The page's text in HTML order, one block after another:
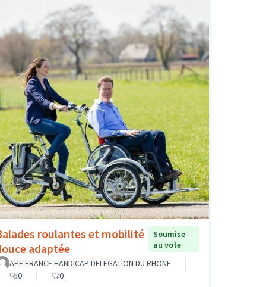
roulantes et mobilité
adaptée
Soumise
au vote
APF FRANCE HANDICAP DELEGATION DU RHONE
0
0